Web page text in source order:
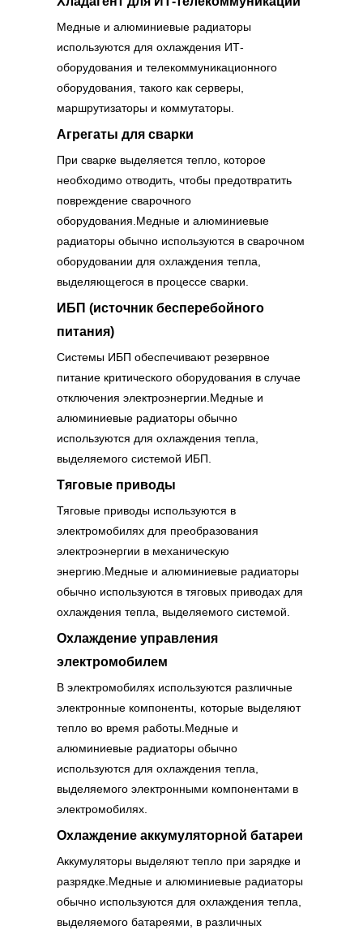
Медные и алюминиевые радиаторы
используются для охлаждения ИТ-
оборудования и телекоммуникационного
оборудования, такого как серверы,
маршрутизаторы и коммутаторы.
Агрегаты для сварки
При сварке выделяется тепло, которое
необходимо отводить, чтобы предотвратить
повреждение сварочного
оборудования.Медные и алюминиевые
радиаторы обычно используются в сварочном
оборудовании для охлаждения тепла,
выделяющегося в процессе сварки.
ИБП (источник бесперебойного
питания)
Системы ИБП обеспечивают резервное
питание критического оборудования в случае
отключения электроэнергии.Медные и
алюминиевые радиаторы обычно
используются для охлаждения тепла,
выделяемого системой ИБП.
Тяговые приводы
Тяговые приводы используются в
электромобилях для преобразования
электроэнергии в механическую
энергию.Медные и алюминиевые радиаторы
обычно используются в тяговых приводах для
охлаждения тепла, выделяемого системой.
Охлаждение управления
электромобилем
В электромобилях используются различные
электронные компоненты, которые выделяют
тепло во время работы.Медные и
алюминиевые радиаторы обычно
используются для охлаждения тепла,
выделяемого электронными компонентами в
электромобилях.
Охлаждение аккумуляторной батареи
Аккумуляторы выделяют тепло при зарядке и
разрядке.Медные и алюминиевые радиаторы
обычно используются для охлаждения тепла,
выделяемого батареями, в различных